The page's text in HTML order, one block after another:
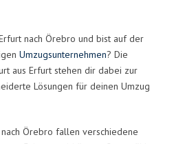
nach Örebro und bist auf der
Umzugsunternehmen? Die
aus Erfurt stehen dir dabei zur
Lösungen für deinen Umzug
Örebro fallen verschiedene